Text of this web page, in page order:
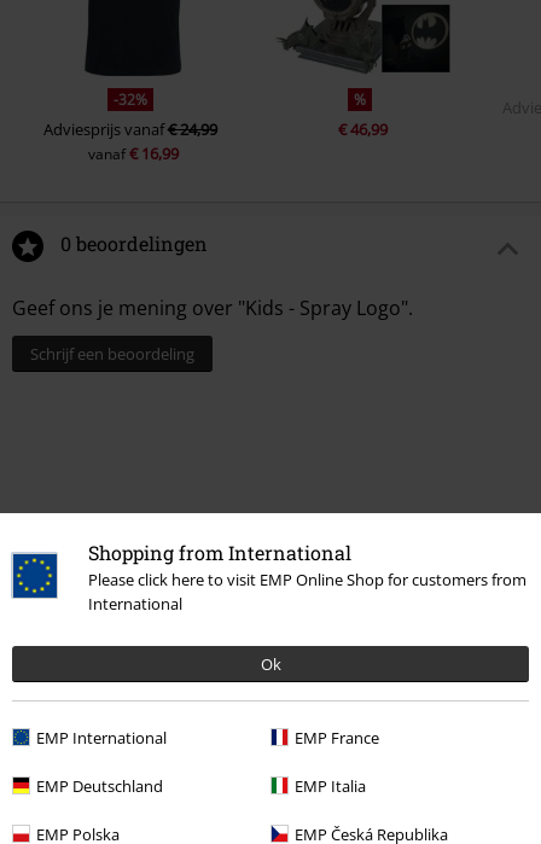
Shopping from International
Please click here to visit EMP Online Shop for customers from
International
Ok
EMP International EMP France
EMP Deutschland EMP Italia
EMP Polska EMP Česká Republika
-32%
Adviesprijsvanaf€ 24,99
vanaf€ 16,99
%
€ 46,99
0 beoordelingen
Geef ons je mening over "Kids - Spray Logo".
Schrijf een beoordeling